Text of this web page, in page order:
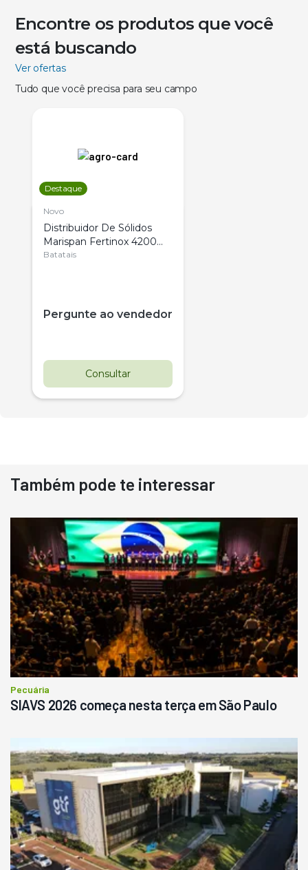
Encontre os produtos que você
está buscando
Ver ofertas
Tudo que você precisa para seu campo
Destaque
Novo
Distribuidor De Sólidos
Marispan Fertinox 4200
Citrus
Batatais
Pergunte ao vendedor
Consultar
Destaque
Usado
Pá Carregadeira Cat 966
Ano 1987
Londrina
R$ 145.000
Consultar
Também pode te interessar
Pecuária
SIAVS 2026 começa nesta terça em São Paulo